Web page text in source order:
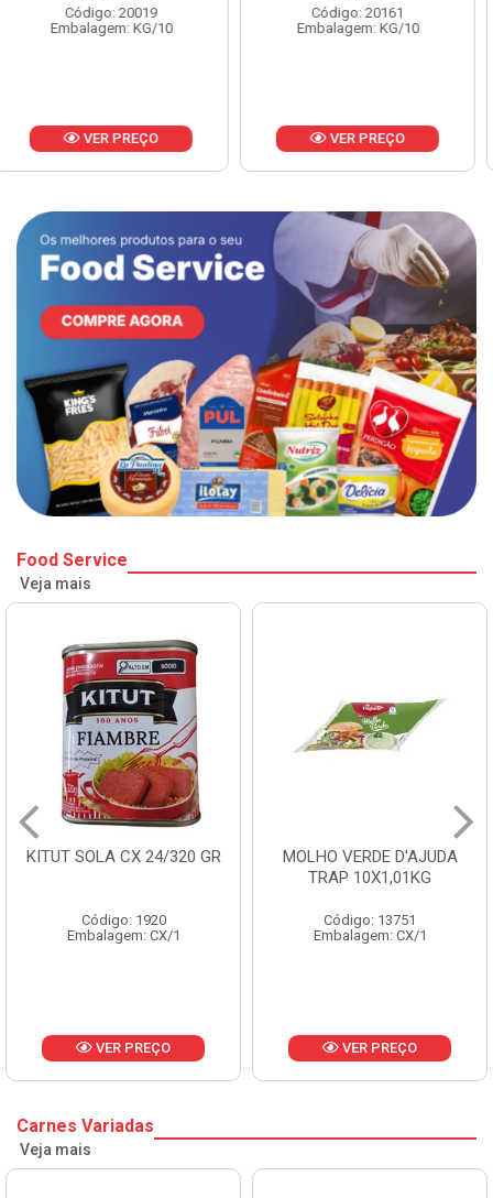
Código: 20161
Embalagem: KG/10
VER PREÇO
Código: 20162
Embalagem: KG/10
VER PREÇO
Food Service
Veja mais
KITUT SOLA CX 24/320 GR
Código: 1920
Embalagem: CX/1
VER PREÇO
MOLHO VERDE D'AJUDA
TRAP 10X1,01KG
Código: 13751
Embalagem: CX/1
VER PREÇO
Carnes Variadas
Veja mais